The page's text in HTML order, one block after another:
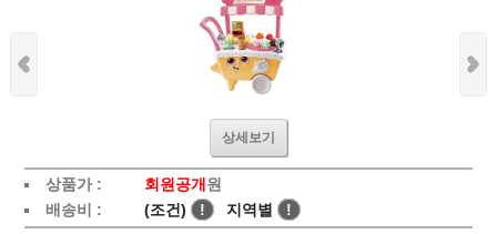
상세보기
상품가 : 회원공개 원
배송비 :
(조건) ! 지역별 !